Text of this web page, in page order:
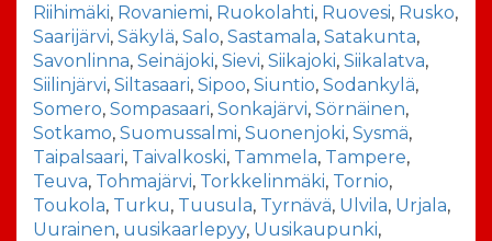
Riihimäki, Rovaniemi, Ruokolahti, Ruovesi, Rusko,
Saarijärvi, Säkylä, Salo, Sastamala, Satakunta,
Savonlinna, Seinäjoki, Sievi, Siikajoki, Siikalatva,
Siilinjärvi, Siltasaari, Sipoo, Siuntio, Sodankylä,
Somero, Sompasaari, Sonkajärvi, Sörnäinen,
Sotkamo, Suomussalmi, Suonenjoki, Sysmä,
Taipalsaari, Taivalkoski, Tammela, Tampere,
Teuva, Tohmajärvi, Torkkelinmäki, Tornio,
Toukola, Turku, Tuusula, Tyrnävä, Ulvila, Urjala,
Uurainen, uusikaarlepyy, Uusikaupunki,